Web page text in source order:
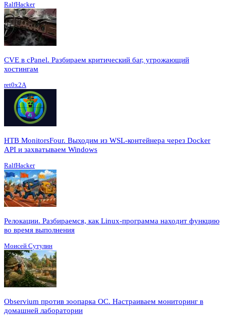
RalfHacker
CVE в cPanel. Разбираем критический баг, угрожающий
хостингам
ret0x2A
HTB MonitorsFour. Выходим из WSL-контейнера через Docker
API и захватываем Windows
RalfHacker
Релокации. Разбираемся, как Linux-программа находит функцию
во время выполнения
Моисей Сутулин
Observium против зоопарка ОС. Настраиваем мониторинг в
домашней лаборатории